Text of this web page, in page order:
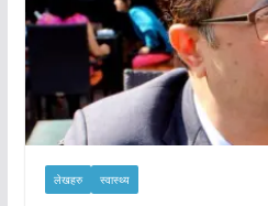
लेखहरु स्वास्थ्य